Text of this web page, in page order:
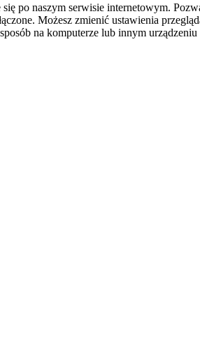
po naszym serwisie internetowym.
Możesz zmienić ustawienia
na komputerze lub innym